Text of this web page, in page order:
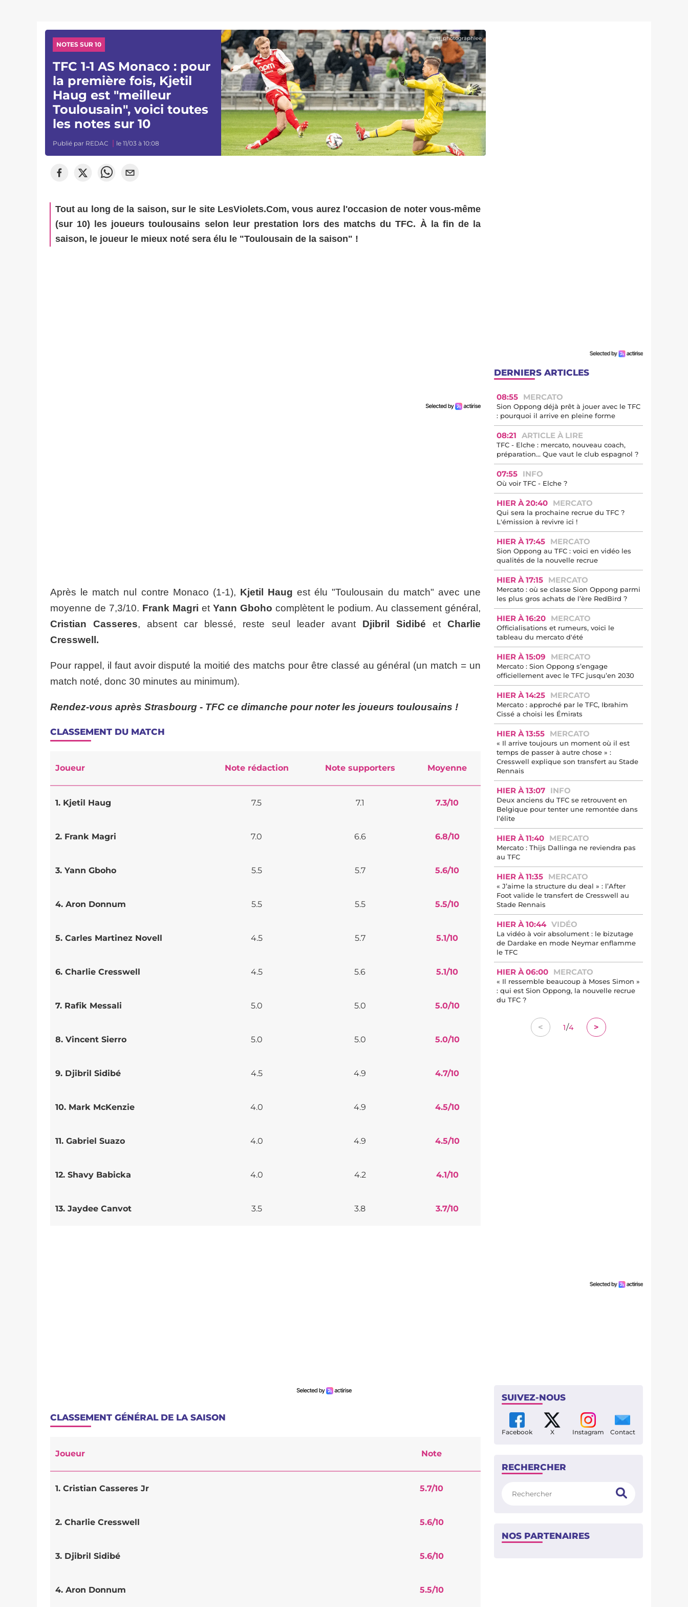
©mj_photographiee
NOTES SUR 10
TFC 1-1 AS Monaco : pour
la première fois, Kjetil
Haug est "meilleur
Toulousain", voici toutes
les notes sur 10
Publié par REDAC le 11/03 à 10:08
Tout au long de la saison, sur le site LesViolets.Com, vous aurez l'occasion de noter vous-même
(sur 10) les joueurs toulousains selon leur prestation lors des matchs du TFC. À la fin de la
saison, le joueur le mieux noté sera élu le "Toulousain de la saison" !
Après le match nul contre Monaco (1-1), Kjetil Haugest élu "Toulousain du match" avec une
moyenne de 7,3/10. Frank Magri et Yann Gboho complètent le podium. Au classement général,
Cristian Casseres, absent car blessé, reste seul leader avant Djibril Sidibé etCharlie
Cresswell.
Pour rappel, il faut avoir disputé la moitié des matchs pour être classé au général (un match = un
match noté, donc 30 minutes au minimum).
Rendez-vous après Strasbourg - TFC ce dimanche pour noter les joueurs toulousains !
CLASSEMENT DU MATCH
Joueur Note rédaction Note supporters Moyenne
1. Kjetil Haug 7.5 7.1 7.3/10
2. Frank Magri 7.0 6.6 6.8/10
3. Yann Gboho 5.5 5.7 5.6/10
4. Aron Donnum 5.5 5.5 5.5/10
5. Carles Martinez Novell 4.5 5.7 5.1/10
6. Charlie Cresswell 4.5 5.6 5.1/10
7. Rafik Messali 5.0 5.0 5.0/10
8. Vincent Sierro 5.0 5.0 5.0/10
9. Djibril Sidibé 4.5 4.9 4.7/10
10. Mark McKenzie 4.0 4.9 4.5/10
11. Gabriel Suazo 4.0 4.9 4.5/10
12. Shavy Babicka 4.0 4.2 4.1/10
13. Jaydee Canvot 3.5 3.8 3.7/10
CLASSEMENT GÉNÉRAL DE LA SAISON
Joueur Note
1. Cristian Casseres Jr 5.7/10
2. Charlie Cresswell 5.6/10
3. Djibril Sidibé 5.6/10
4. Aron Donnum 5.5/10
DERNIERS ARTICLES
08:55 MERCATO
Sion Oppong déjà prêt à jouer avec le TFC
: pourquoi il arrive en pleine forme
08:21 ARTICLE À LIRE
TFC - Elche : mercato, nouveau coach,
préparation… Que vaut le club espagnol ?
07:55 INFO
Où voir TFC - Elche ?
HIER À 20:40 MERCATO
Qui sera la prochaine recrue du TFC ?
L'émission à revivre ici !
HIER À 17:45 MERCATO
Sion Oppong au TFC : voici en vidéo les
qualités de la nouvelle recrue
HIER À 17:15 MERCATO
Mercato : où se classe Sion Oppong parmi
les plus gros achats de l’ère RedBird ?
HIER À 16:20 MERCATO
Officialisations et rumeurs, voici le
tableau du mercato d'été
HIER À 15:09 MERCATO
Mercato : Sion Oppong s’engage
officiellement avec le TFC jusqu’en 2030
HIER À 14:25 MERCATO
Mercato : approché par le TFC, Ibrahim
Cissé a choisi les Émirats
HIER À 13:55 MERCATO
« Il arrive toujours un moment où il est
temps de passer à autre chose » :
Cresswell explique son transfert au Stade
Rennais
HIER À 13:07 INFO
Deux anciens du TFC se retrouvent en
Belgique pour tenter une remontée dans
l’élite
HIER À 11:40 MERCATO
Mercato : Thijs Dallinga ne reviendra pas
au TFC
HIER À 11:35 MERCATO
« J’aime la structure du deal » : l’After
Foot valide le transfert de Cresswell au
Stade Rennais
HIER À 10:44 VIDÉO
La vidéo à voir absolument : le bizutage
de Dardake en mode Neymar enflamme
le TFC
HIER À 06:00 MERCATO
« Il ressemble beaucoup à Moses Simon »
: qui est Sion Oppong, la nouvelle recrue
du TFC ?
< 1/4 >
SUIVEZ-NOUS
Facebook X Instagram Contact
RECHERCHER
NOS PARTENAIRES